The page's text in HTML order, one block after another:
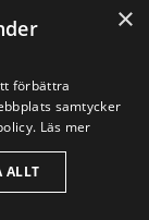
kan ge
bättre
×
förbättra
samtycker
Läs mer
ALLT